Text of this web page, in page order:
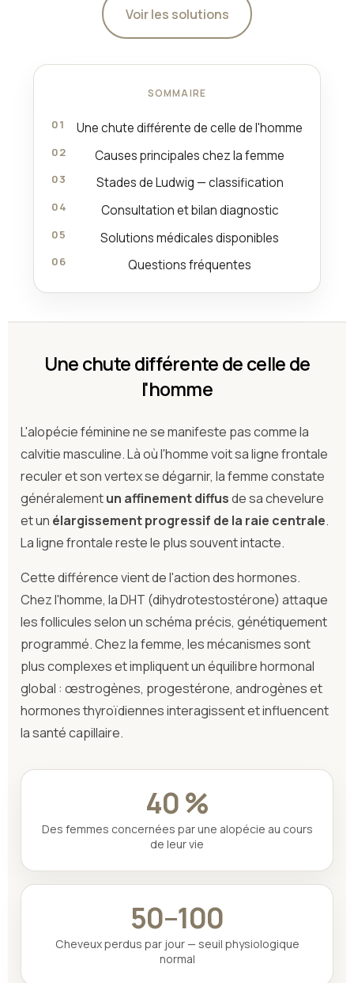
Voir les solutions
SOMMAIRE
Une chute différente de celle de l'homme
Causes principales chez la femme
Stades de Ludwig — classification
Consultation et bilan diagnostic
Solutions médicales disponibles
Questions fréquentes
Une chute différente de celle de
l'homme
L'alopécie féminine ne se manifeste pas comme la
calvitie masculine. Là où l'homme voit sa ligne frontale
reculer et son vertex se dégarnir, la femme constate
généralementun affinement diffusde sa chevelure
et un élargissement progressif de la raie centrale.
La ligne frontale reste le plus souvent intacte.
Cette différence vient de l'action des hormones.
Chez l'homme, la DHT (dihydrotestostérone) attaque
les follicules selon un schéma précis, génétiquement
programmé. Chez la femme, les mécanismes sont
plus complexes et impliquent un équilibre hormonal
global : œstrogènes, progestérone, androgènes et
hormones thyroïdiennes interagissent et influencent
la santé capillaire.
40 %
Des femmes concernées par une alopécie au cours
de leur vie
50–100
Cheveux perdus par jour — seuil physiologique
normal